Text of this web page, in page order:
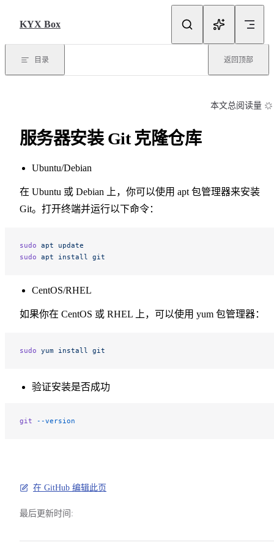
KYX Box
目录 返回顶部
本文总阅读量
服务器安装 Git 克隆仓库
Ubuntu/Debian
在 Ubuntu 或 Debian 上，你可以使用 apt 包管理器来安装
Git。打开终端并运行以下命令：
sudo apt update
sudo apt install git
CentOS/RHEL
如果你在 CentOS 或 RHEL 上，可以使用 yum 包管理器：
sudo yum install git
验证安装是否成功
git --version
在 GitHub 编辑此页
最后更新时间: